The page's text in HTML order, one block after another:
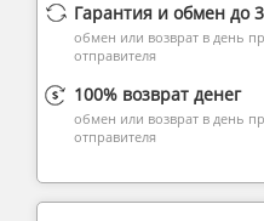
Гарантия и обмен до
обмен или возврат в день
отправителя
100% возврат денег
обмен или возврат в день
отправителя